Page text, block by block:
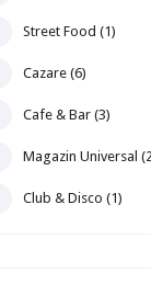
Street Food (1)
Cazare (6)
Cafe & Bar (3)
Magazin Universal
Club & Disco (1)